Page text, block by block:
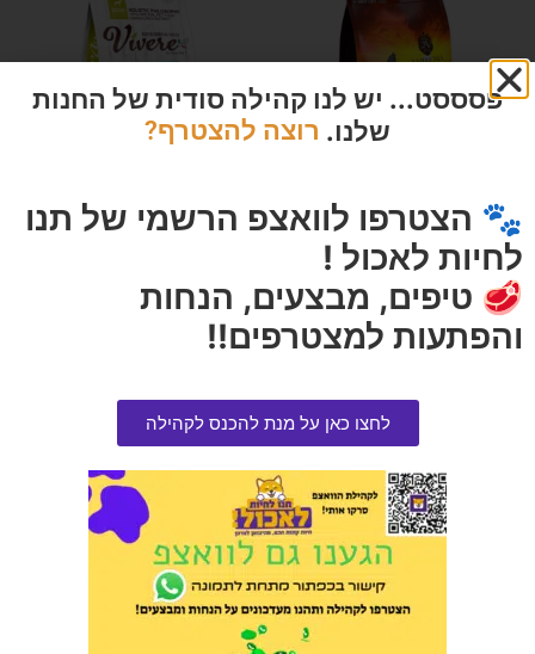
קג
הרוויחו 17.45 נקודות ⭐
₪349.00
הרוויחו 14.45 נקודות ⭐
289.00
פסססט... יש לנו קהילה סודית של החנות
שלנו. רוצה להצטרף?
🐾 הצטרפו לוואצפ הרשמי של תנו
לחיות לאכול !
🥩 טיפים, מבצעים, הנחות
והפתעות למצטרפים!!
לחצו כאן על מנת להכנס לקהילה